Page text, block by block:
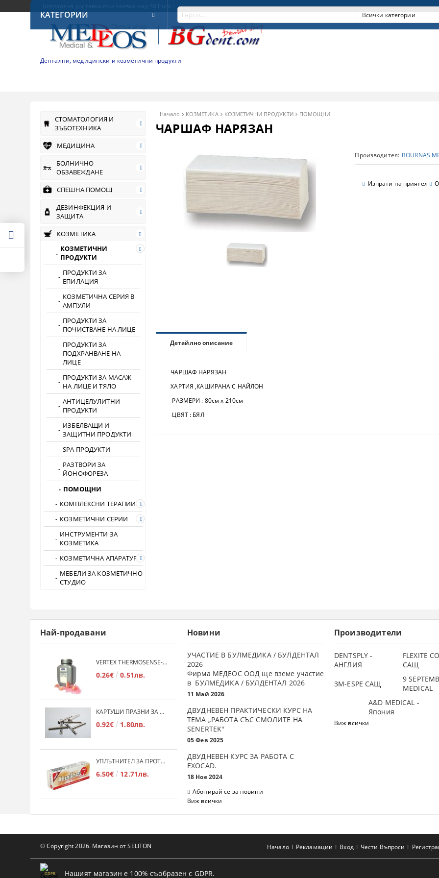
Дентални, медицински и козметични продукти
КАТЕГОРИИ
СТОМАТОЛОГИЯ И
ЗЪБОТЕХНИКА
МЕДИЦИНА
БОЛНИЧНО
ОБЗАВЕЖДАНЕ
СПЕШНА ПОМОЩ
ДЕЗИНФЕКЦИЯ И
ЗАЩИТА
КОЗМЕТИКА
КОЗМЕТИЧНИ
ПРОДУКТИ
ПРОДУКТИ ЗА
ЕПИЛАЦИЯ
КОЗМЕТИЧНА СЕРИЯ В
АМПУЛИ
ПРОДУКТИ ЗА
ПОЧИСТВАНЕ НА ЛИЦЕ
ПРОДУКТИ ЗА
ПОДХРАНВАНЕ НА
ЛИЦЕ
ПРОДУКТИ ЗА МАСАЖ
НА ЛИЦЕ И ТЯЛО
АНТИЦЕЛУЛИТНИ
ПРОДУКТИ
ИЗБЕЛВАЩИ И
ЗАЩИТНИ ПРОДУКТИ
SPA ПРОДУКТИ
РАЗТВОРИ ЗА
ЙОНОФОРЕЗА
ПОМОЩНИ
КОМПЛЕКСНИ ТЕРАПИИ
КОЗМЕТИЧНИ СЕРИИ
ИНСТРУМЕНТИ ЗА
КОЗМЕТИКА
КОЗМЕТИЧНА АПАРАТУРА
МЕБЕЛИ ЗА КОЗМЕТИЧНО
СТУДИО
Начало КОЗМЕТИКА КОЗМЕТИЧНИ ПРОДУКТИ ПОМОЩНИ
ЧАРШАФ НАРЯЗАН
Производител: BOURNAS
Изпрати на приятел
Детайлно описание
ЧАРШАФ НАРЯЗАН
ХАРТИЯ ,КАШИРАНА С НАЙЛОН
РАЗМЕРИ : 80см х 210см
ЦВЯТ : БЯЛ
Най-продавани
VERTEX THERMOSENSE- ГРАНУЛАТ ЗА МЕКИ ПРОТЕЗИ
0.26€ 0.51лв.
КАРТУШИ ПРАЗНИ ЗА МЕКА ПЛАСТМАСА
0.92€ 1.80лв.
УПЛЪТНИТЕЛ ЗА ПРОТЕЗИ DINABASE 7
6.50€ 12.71лв.
Новини
УЧАСТИЕ В БУЛМЕДИКА / БУЛДЕНТАЛ
2026
Фирма МЕДЕОС ООД ще вземе участие
в БУЛМЕДИКА / БУЛДЕНТАЛ 2026
11 Май 2026
ДВУДНЕВЕН ПРАКТИЧЕСКИ КУРС НА
ТЕМА „РАБОТА СЪС СМОЛИТЕ НА
SENERTEK"
05 Фев 2025
ДВУДНЕВЕН КУРС ЗА РАБОТА С
ЕXOCAD.
18 Ное 2024
Абонирай се за новини
Виж всички
Производители
DENTSPLY -
АНГЛИЯ
FLEXITE
САЩ
3М-ESPE САЩ
9
MEDICAL
A&D MEDICAL -
Япония
Виж всички
© Copyright 2026. Магазин от SELITON Начало Рекламации Вход Чести Въпроси
GDPR Нашият магазин е 100% съобразен с GDPR.